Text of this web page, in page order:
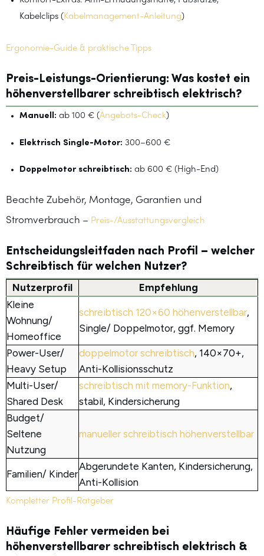
Kabelclips ( Kabelmanagement-Anleitung )
Ergonomie-Guide & praktische Tipps
Preis-Leistungs-Orientierung: Was kostet ein
höhenverstellbarer schreibtisch elektrisch?
Manuell: ab 100 € (Angebots-Check)
Elektrisch Single-Motor: 300–600 €
Doppelmotor schreibtisch: ab 600 € (High-End)
Beachte Zubehör, Montage, Garantien und
Stromverbrauch – Preis-/Ausstattungsvergleich
Entscheidungsleitfaden nach Profil – welcher
Schreibtisch für welchen Nutzer?
Nutzerprofil
Empfehlung
Kleine
Wohnung/
Homeoffice
schreibtisch 120×60 höhenverstellbar,
Single/ Doppelmotor, ggf. Memory
Power-User/
Heavy Setup
doppelmotor schreibtisch, 140×70+,
Anti-Kollisionsschutz
Multi-User/
Shared Desk
schreibtisch mit memory-Funktion,
stabil, Kindersicherung
Budget/
Seltene
Nutzung
manueller schreibtisch höhenverstellbar
Familien/ Kinder
Abgerundete Kanten, Kindersicherung,
Anti-Kollision
Kompletter Profil-Ratgeber
Häufige Fehler vermeiden bei
höhenverstellbarer schreibtisch elektrisch &